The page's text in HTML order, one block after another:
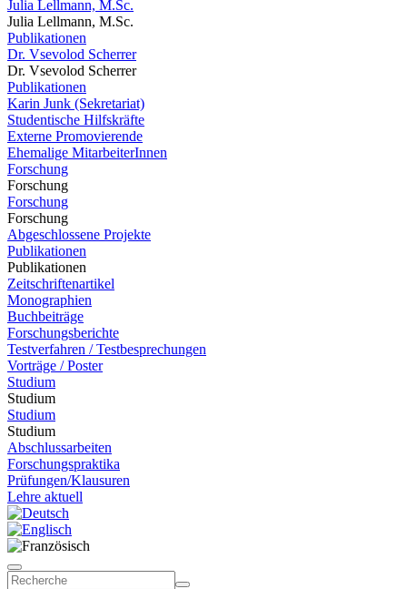
Julia Lellmann, M.Sc.
Julia Lellmann, M.Sc.
Publikationen
Dr. Vsevolod Scherrer
Dr. Vsevolod Scherrer
Publikationen
Karin Junk (Sekretariat)
Studentische Hilfskräfte
Externe Promovierende
Ehemalige MitarbeiterInnen
Forschung
Forschung
Forschung
Forschung
Abgeschlossene Projekte
Publikationen
Publikationen
Zeitschriftenartikel
Monographien
Buchbeiträge
Forschungsberichte
Testverfahren / Testbesprechungen
Vorträge / Poster
Studium
Studium
Studium
Studium
Abschlussarbeiten
Forschungspraktika
Prüfungen/Klausuren
Lehre aktuell